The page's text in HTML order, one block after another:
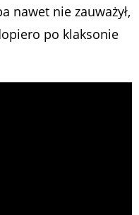
nawet nie zauważył,
po klaksonie